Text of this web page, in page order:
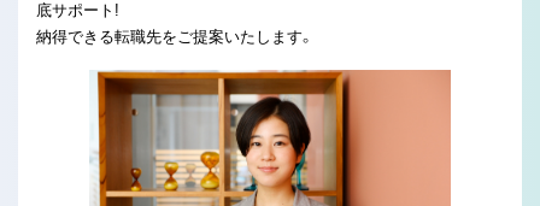
底サポート!
納得できる転職先をご提案いたします。